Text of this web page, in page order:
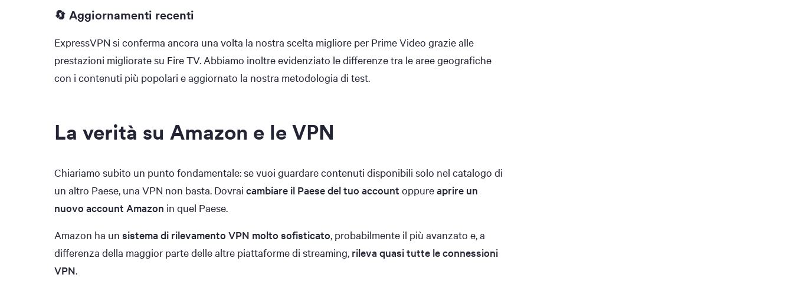
🔄 Aggiornamenti recenti
ExpressVPN si conferma ancora una volta la nostra scelta migliore per Prime Video grazie alle
prestazioni migliorate su Fire TV. Abbiamo inoltre evidenziato le differenze tra le aree geografiche
con i contenuti più popolari e aggiornato la nostra metodologia di test.
La verità su Amazon e le VPN
Chiariamo subito un punto fondamentale: se vuoi guardare contenuti disponibili solo nel catalogo di
un altro Paese, una VPN non basta. Dovrai cambiare il Paese del tuo account oppureaprire un
nuovo account Amazon in quel Paese.
Amazon ha un sistema di rilevamento VPN molto sofisticato, probabilmente il più avanzato e, a
differenza della maggior parte delle altre piattaforme di streaming, rileva quasi tutte le connessioni
VPN.